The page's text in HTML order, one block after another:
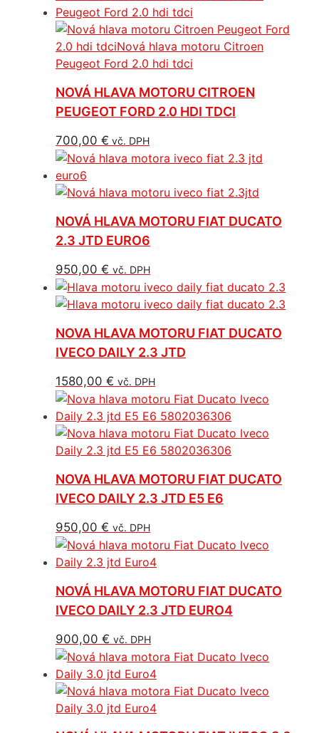
NOVÁ HLAVA MOTORU CITROEN
PEUGEOT FORD 2.0 HDI TDCI
700,00 € vč. DPH
NOVÁ HLAVA MOTORU FIAT DUCATO
2.3 JTD EURO6
950,00 € vč. DPH
NOVA HLAVA MOTORU FIAT DUCATO
IVECO DAILY 2.3 JTD
1580,00 € vč. DPH
NOVA HLAVA MOTORU FIAT DUCATO
IVECO DAILY 2.3 JTD E5 E6
950,00 € vč. DPH
NOVÁ HLAVA MOTORU FIAT DUCATO
IVECO DAILY 2.3 JTD EURO4
900,00 € vč. DPH